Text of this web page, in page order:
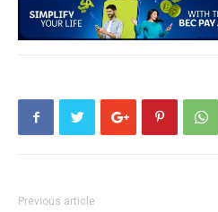
Previous article